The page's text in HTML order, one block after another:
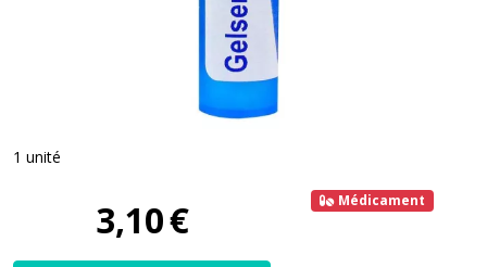
1 unité
3,10€ Médicament